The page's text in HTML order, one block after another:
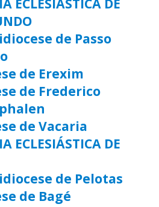
de Passo
de Erexim
de Frederico
de Vacaria
ECLESIÁSTICA DE
de Pelotas
de Bagé